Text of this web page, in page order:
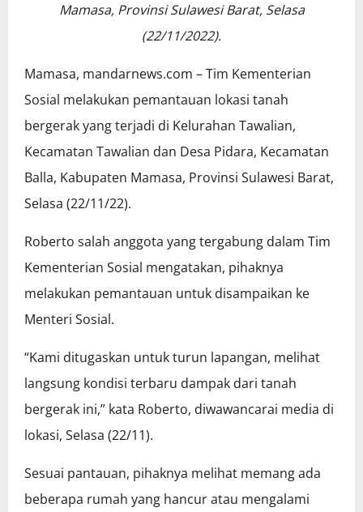
Mamasa, Provinsi Sulawesi Barat, Selasa
(22/11/2022).
Mamasa, mandarnews.com – Tim Kementerian
Sosial melakukan pemantauan lokasi tanah
bergerak yang terjadi di Kelurahan Tawalian,
Kecamatan Tawalian dan Desa Pidara, Kecamatan
Balla, Kabupaten Mamasa, Provinsi Sulawesi Barat,
Selasa (22/11/22).
Roberto salah anggota yang tergabung dalam Tim
Kementerian Sosial mengatakan, pihaknya
melakukan pemantauan untuk disampaikan ke
Menteri Sosial.
“Kami ditugaskan untuk turun lapangan, melihat
langsung kondisi terbaru dampak dari tanah
bergerak ini,” kata Roberto, diwawancarai media di
lokasi, Selasa (22/11).
Sesuai pantauan, pihaknya melihat memang ada
beberapa rumah yang hancur atau mengalami